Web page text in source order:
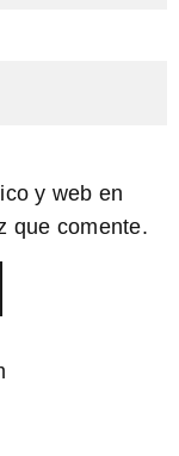
y web en
que comente.